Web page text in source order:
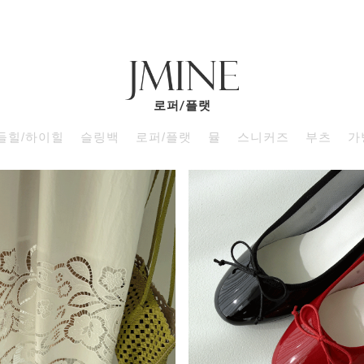
로퍼/플랫
힐/하이힐 슬링백 로퍼/플랫 뮬 스니커즈 부츠 가